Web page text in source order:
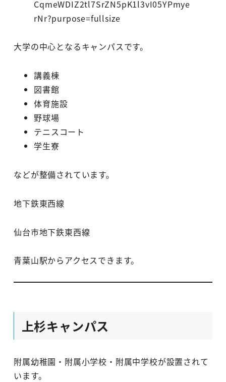
大学の中心となるキャンパスです。
講義棟
図書館
体育施設
野球場
テニスコート
学生寮
などが整備されています。
地下鉄東西線
仙台市地下鉄東西線
青葉山駅からアクセスできます。
上杉キャンパス
附属幼稚園・附属小学校・附属中学校が設置されて
います。